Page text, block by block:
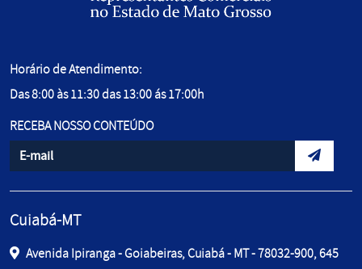
Horário de Atendimento:
Das 8:00 às 11:30 das 13:00 ás 17:00h
RECEBA NOSSO CONTEÚDO
Informe seu e-mail
Envidar
Cuiabá-MT
Avenida Ipiranga - Goiabeiras, Cuiabá - MT - 78032-900, 645